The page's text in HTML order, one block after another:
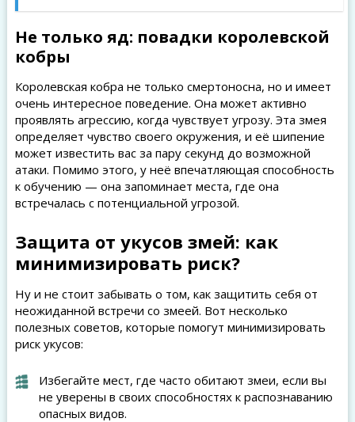
Не только яд: повадки королевской
кобры
Королевская кобра не только смертоносна, но и имеет
очень интересное поведение. Она может активно
проявлять агрессию, когда чувствует угрозу. Эта змея
определяет чувство своего окружения, и её шипение
может известить вас за пару секунд до возможной
атаки. Помимо этого, у неё впечатляющая способность
к обучению — она запоминает места, где она
встречалась с потенциальной угрозой.
Защита от укусов змей: как
минимизировать риск?
Ну и не стоит забывать о том, как защитить себя от
неожиданной встречи со змеей. Вот несколько
полезных советов, которые помогут минимизировать
риск укусов:
Избегайте мест, где часто обитают змеи, если вы
не уверены в своих способностях к распознаванию
опасных видов.